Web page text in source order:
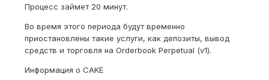
Процесс займет 20 минут.
Во время этого периода будут временно
приостановлены такие услуги, как депозиты, вывод
средств и торговля на Orderbook Perpetual (v1).
Информация о CAKE